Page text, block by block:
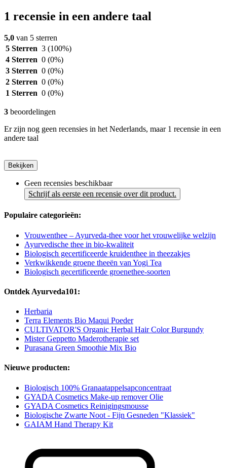
1 recensie in een andere taal
5,0 van 5 sterren
5 Sterren 3 (100%)
4 Sterren 0 (0%)
3 Sterren 0 (0%)
2 Sterren 0 (0%)
1 Sterren 0 (0%)
3 beoordelingen
Er zijn nog geen recensies in het Nederlands, maar 1 recensie in een
andere taal
Bekijken
Geen recensies beschikbaar
Schrijf als eerste een recensie over dit product.
Populaire categorieën:
Vrouwenthee – Ayurveda-thee voor het vrouwelijke welzijn
Ayurvedische thee in bio-kwaliteit
Biologisch gecertificeerde kruidenthee in theezakjes
Verkwikkende groene theeën van Yogi Tea
Biologisch gecertificeerde groenethee-soorten
Ontdek Ayurveda101:
Herbaria
Terra Elements Bio Maqui Poeder
CULTIVATOR'S Organic Herbal Hair Color Burgundy
Mister Geppetto Maderotherapie set
Purasana Green Smoothie Mix Bio
Nieuwe producten:
Biologisch 100% Granaatappelsapconcentraat
GYADA Cosmetics Make-up remover Olie
GYADA Cosmetics Reinigingsmousse
Biologische Zwarte Noot - Fijn Gesneden "Klassiek"
GAIAM Hand Therapy Kit